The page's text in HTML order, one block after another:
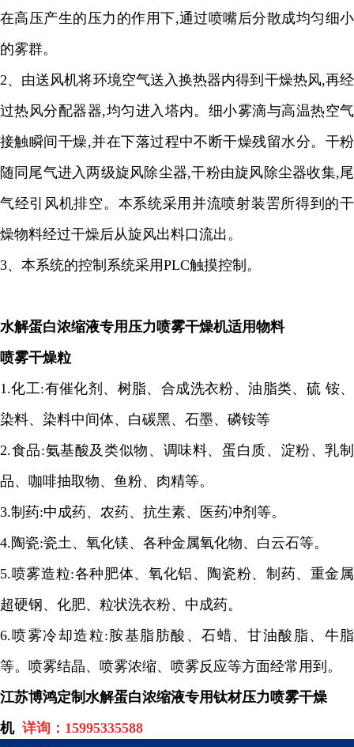
在高压产生的压力的作用下,通过喷嘴后分散成均匀细小
的雾群。
2、由送风机将环境空气送入换热器内得到干燥热风,再经
过热风分配器器,均匀进入塔内。细小雾滴与高温热空气
接触瞬间干燥,并在下落过程中不断干燥残留水分。干粉
随同尾气进入两级旋风除尘器,干粉由旋风除尘器收集,尾
气经引风机排空。本系统采用并流喷射装罟所得到的干
燥物料经过干燥后从旋风出料口流出。
3、本系统的控制系统采用PLC触摸控制。
水解蛋白浓缩液专用压力喷雾干燥机适用物料
喷雾干燥粒
1.化工:有催化剂、树脂、合成洗衣粉、油脂类、硫 铵、
染料、染料中间体、白碳黑、石墨、磷铵等
2.食品:氨基酸及类似物、调味料、蛋白质、淀粉、乳制
品、咖啡抽取物、鱼粉、肉精等。
3.制药:中成药、农药、抗生素、医药冲剂等。
4. 陶瓷:瓷土、氧化镁、各种金属氧化物、白云石等。
5.喷雾造粒:各种肥体、氧化铝、陶瓷粉、制药、重金属
超硬钢、化肥、粒状洗衣粉、中成药。
6.喷雾冷却造粒:胺基脂肪酸、石蜡、甘油酸脂、牛脂
等。喷雾结晶、喷雾浓缩、喷雾反应等方面经常用到。
江苏博鸿定制水解蛋白浓缩液专用钛材压力喷雾干燥
机 详询： 15995335588